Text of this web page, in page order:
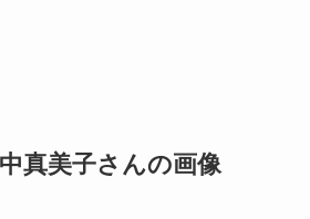
真美子さんの画像